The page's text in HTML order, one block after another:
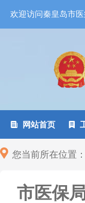
欢迎访问秦皇岛市
 网站首页 
您当前所在位置：
市医保